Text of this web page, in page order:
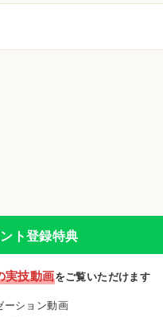
ト登録特典
実技動画をご覧いただけます
ーション動画